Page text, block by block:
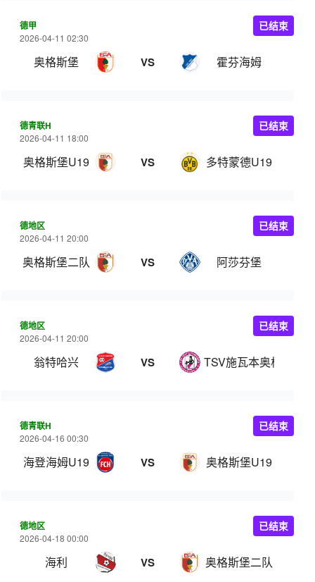
德甲
2026-04-11 02:30
奥格斯堡 VS 霍芬海姆
已结束
德青联H
2026-04-11 18:00
奥格斯堡U19 VS 多特蒙德U19
已结束
德地区
2026-04-11 20:00
奥格斯堡二队 VS 阿莎芬堡
已结束
德地区
2026-04-11 20:00
翁特哈兴 VS TSV施瓦本奥格斯堡
已结束
德青联H
2026-04-16 00:30
海登海姆U19 VS 奥格斯堡U19
已结束
德地区
2026-04-18 00:00
海利 VS 奥格斯堡二队
已结束